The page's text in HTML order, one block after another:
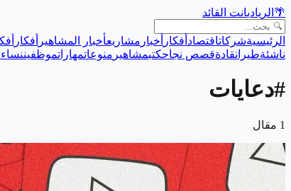
🌴 الرياديانت القائد
الرئيسيةشركاتاقتصاد أفكار أخبار مشاريعأخبار المشاهير أفكار
ناشئةطيرانقادةقصص نجاحكتبمشاهير منوعاتمهاراتموظفيننساء
#دعايات
1 مقال